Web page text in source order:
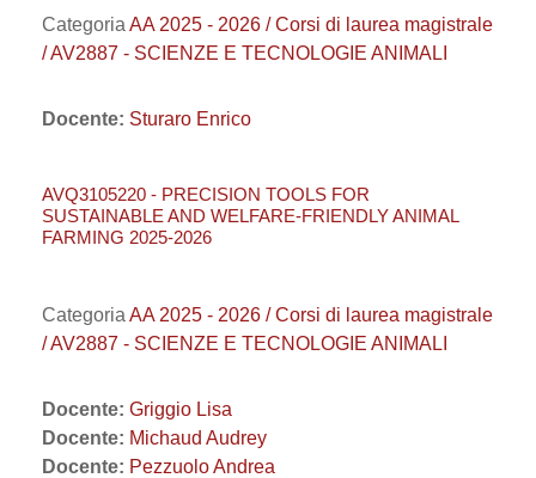
Categoria AA 2025 - 2026 / Corsi di laurea magistrale
/ AV2887 - SCIENZE E TECNOLOGIE ANIMALI
Docente: Sturaro Enrico
AVQ3105220 - PRECISION TOOLS FOR
SUSTAINABLE AND WELFARE-FRIENDLY ANIMAL
FARMING 2025-2026
Categoria AA 2025 - 2026 / Corsi di laurea magistrale
/ AV2887 - SCIENZE E TECNOLOGIE ANIMALI
Docente: Griggio Lisa
Docente: Michaud Audrey
Docente: Pezzuolo Andrea